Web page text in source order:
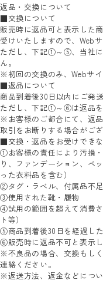
返品・交換について
■交換について
販売時に返品可と表示した
受けいたしますので、Web
ただし、下記①～⑤、当社
ん。
※初回の交換のみ、Webサ
■返品について
商品到着後30日以内にご発
ただし、下記①～⑥は返品を
※お客様のご都合にて、返
取引をお断りする場合がござ
■交換・返品をお受けでき
①お客様の責任により汚損
り、ファンデーション、ペ
った衣料品を含む）
②タグ・ラベル、付属品不
③使用された靴・履物
④試用の範囲を超えて消費
ト等）
⑤商品到着後30日を経過し
⑥販売時に返品不可と表示
※不良品の場合、交換もし
連絡ください。
※返送方法、返金などにつ